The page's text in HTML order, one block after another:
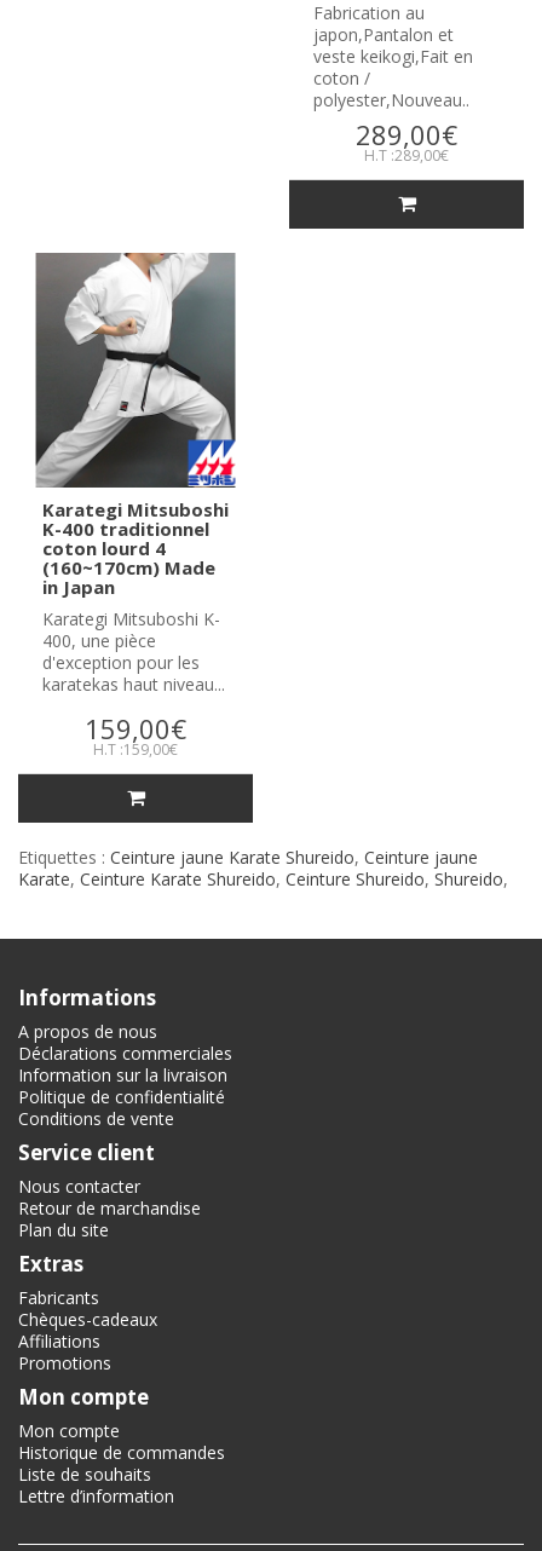
Fabrication au
japon,Pantalon et
veste keikogi,Fait en
coton /
polyester,Nouveau..
289,00€
H.T :289,00€
Karategi Mitsuboshi
K-400 traditionnel
coton lourd 4
(160~170cm) Made
in Japan
Karategi Mitsuboshi K-
400, une pièce
d'exception pour les
karatekas haut niveau...
159,00€
H.T :159,00€
Etiquettes : Ceinture jaune Karate Shureido, Ceinture jaune
Karate, Ceinture Karate Shureido, Ceinture Shureido, Shureido,
Informations
A propos de nous
Déclarations commerciales
Information sur la livraison
Politique de confidentialité
Conditions de vente
Service client
Nous contacter
Retour de marchandise
Plan du site
Extras
Fabricants
Chèques-cadeaux
Affiliations
Promotions
Mon compte
Mon compte
Historique de commandes
Liste de souhaits
Lettre d’information